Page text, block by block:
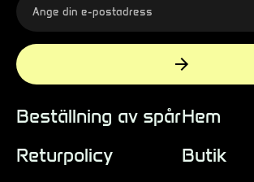
Beställning av spår
Returpolicy
Hem
Butik